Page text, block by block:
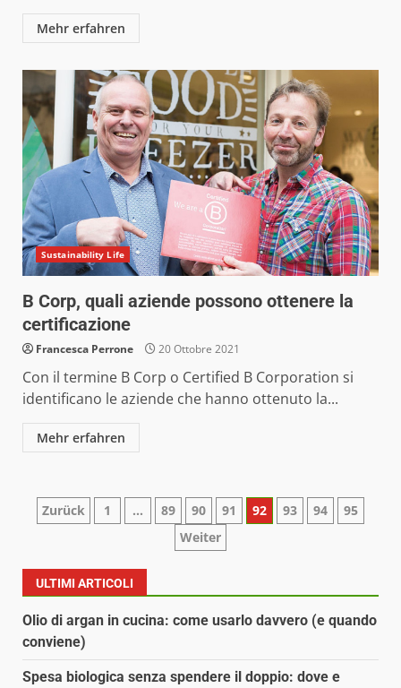
Mehr erfahren
Sustainability Life
B Corp, quali aziende possono ottenere la
certificazione
Francesca Perrone 20 Ottobre 2021
Con il termine B Corp o Certified B Corporation si
identificano le aziende che hanno ottenuto la...
Mehr erfahren
Paginazione
articoli
Zurück 1 … 89 90 91 92 93 94
95
Weiter
ULTIMI ARTICOLI
Olio di argan in cucina: come usarlo davvero (e quando
conviene)
Spesa biologica senza spendere il doppio: dove e